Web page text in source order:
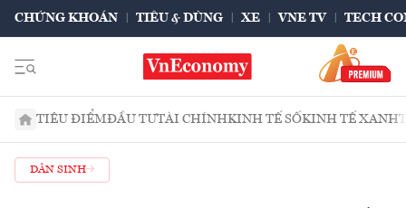
CHỨNG KHOÁN TIÊU & DÙNG XE VNE TV TECH
TIÊU ĐIỂMĐẦU TƯTÀI CHÍNHKINH TẾ SỐKINH TẾ XANH
DÂN SINH